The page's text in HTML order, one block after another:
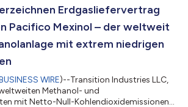
Erdgasliefervertrag
Pacifico Mexinol – der weltweit
mit extrem niedrigen
WIRE)--Transition Industries LLC,
Methanol- und
mit Netto-Null-Kohlendioxidemissionen,